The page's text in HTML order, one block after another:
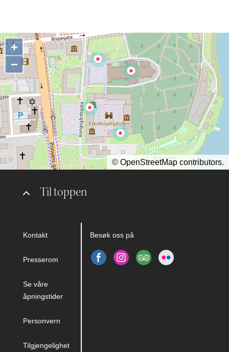
Til toppen
Kontakt
Presserom
Se våre
åpningstider
Personvern
Tilgjengelighet
Besøk oss på
+
−
© OpenStreetMap contributors.